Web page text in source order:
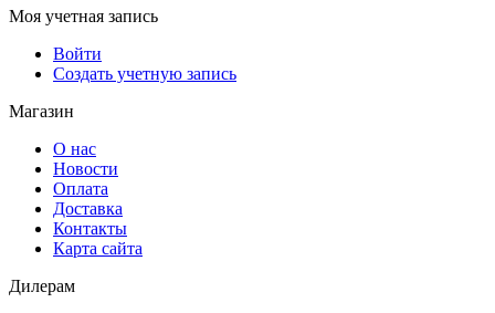
Моя учетная запись
Войти
Создать учетную запись
Магазин
О нас
Новости
Оплата
Доставка
Контакты
Карта сайта
Дилерам